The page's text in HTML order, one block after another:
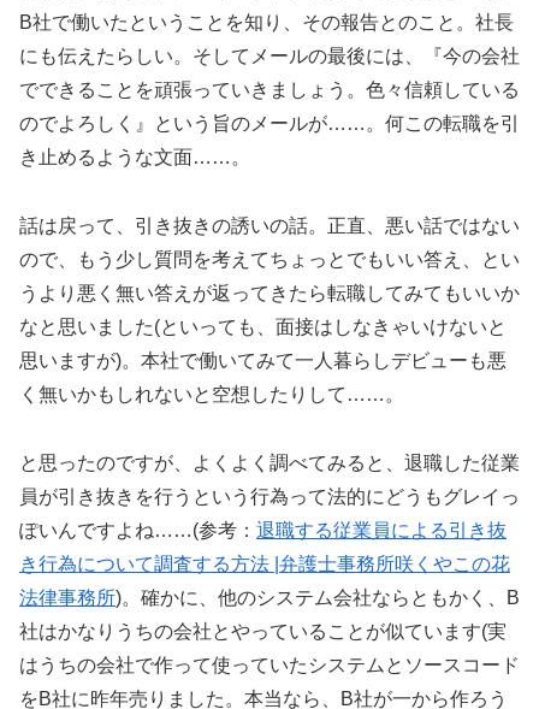
B社で働いたということを知り、その報告とのこと。社長
にも伝えたらしい。そしてメールの最後には、『今の会社
でできることを頑張っていきましょう。色々信頼している
のでよろしく』という旨のメールが……。何この転職を引
き止めるような文面……。
話は戻って、引き抜きの誘いの話。正直、悪い話ではない
ので、もう少し質問を考えてちょっとでもいい答え、とい
うより悪く無い答えが返ってきたら転職してみてもいいか
なと思いました(といっても、面接はしなきゃいけないと
思いますが)。本社で働いてみて一人暮らしデビューも悪
く無いかもしれないと空想したりして……。
と思ったのですが、よくよく調べてみると、退職した従業
員が引き抜きを行うという行為って法的にどうもグレイっ
ぽいんですよね……(参考： 退職する従業員による引き抜
き行為について調査する方法 |弁護士事務所咲くやこの花
法律事務所)。確かに、他のシステム会社ならともかく、B
社はかなりうちの会社とやっていることが似ています(実
はうちの会社で作って使っていたシステムとソースコード
をB社に昨年売りました。本当なら、B社が一から作ろう